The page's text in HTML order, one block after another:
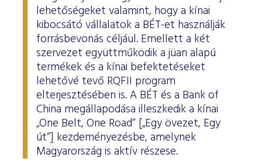
lehetőségeket valamint, hogy a kínai
kibocsátó vállalatok a BÉT-et használják
forrásbevonás céljául. Emellett a két
szervezet együttműködik a jüan alapú
termékek és a kínai befektetéseket
lehetővé tevő RQFII program
elterjesztésében is. A BÉT és a Bank of
China megállapodása illeszkedik a kínai
„One Belt, One Road“ [„Egy övezet, Egy
út“] kezdeményezésbe, amelynek
Magyarország is aktív részese.